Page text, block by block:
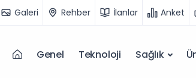
Galeri Rehber İlanlar Anket
Genel Teknoloji Sağlık